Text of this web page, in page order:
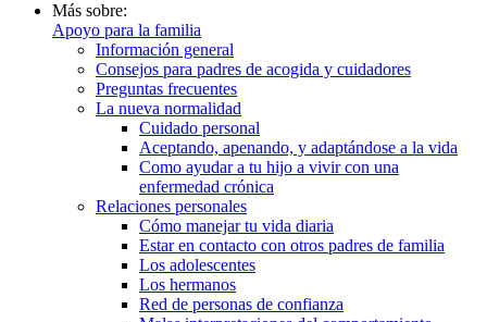
Más sobre:
Apoyo para la familia
Información general
Consejos para padres de acogida y cuidadores
Preguntas frecuentes
La nueva normalidad
Cuidado personal
Aceptando, apenando, y adaptándose a la vida
Como ayudar a tu hijo a vivir con una
enfermedad crónica
Relaciones personales
Cómo manejar tu vida diaria
Estar en contacto con otros padres de familia
Los adolescentes
Los hermanos
Red de personas de confianza